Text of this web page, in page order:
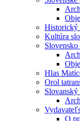
Historický
Kultúra
Hlas
Orol
Slovanský
O